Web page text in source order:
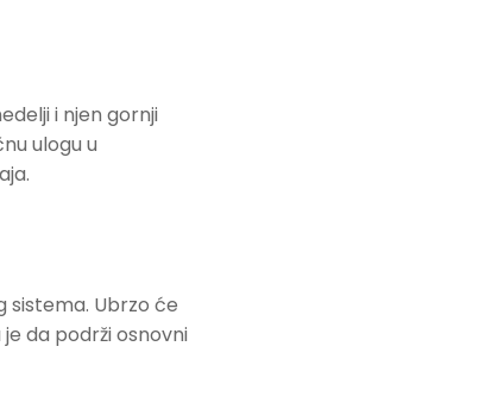
i njen gornji
ulogu u
Ubrzo će
da podrži osnovni